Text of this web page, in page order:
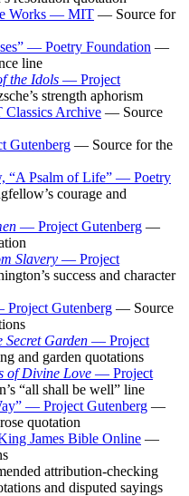
Works — MIT — Source for
— Poetry Foundation —
line
the Idols — Project
strength aphorism
Archive — Source
Gutenberg — Source for the
“A Psalm of Life” — Poetry
courage and
— Project Gutenberg —
Slavery — Project
success and character
Gutenberg — Source
Secret Garden — Project
and garden quotations
of Divine Love — Project
“all shall be well” line
— Project Gutenberg —
quotation
James Bible Online —
attribution-checking
and disputed sayings